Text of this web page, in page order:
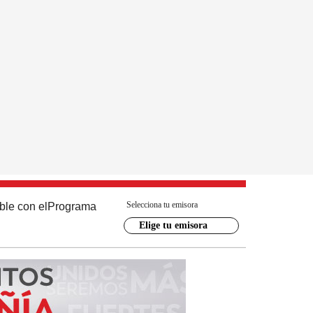
con el Programa Selecciona tu emisora
Elige tu emisora